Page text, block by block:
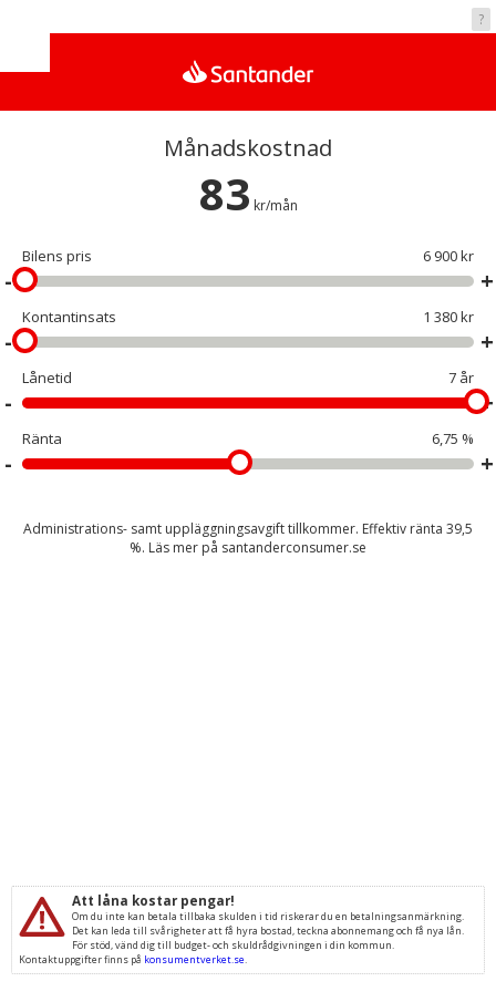
Månadskostnad
83 kr/mån
6 900 kr
Bilens pris
1 380 kr
Kontantinsats
7 år
Lånetid
6,75 %
Ränta
Administrations- samt uppläggningsavgift tillkommer. Effektiv ränta 39,5
%. Läs mer på santanderconsumer.se
?
Att låna kostar pengar!
Om du inte kan betala tillbaka skulden i tid riskerar du en betalningsanmärkning.
Det kan leda till svårigheter att få hyra bostad, teckna abonnemang och få nya lån.
För stöd, vänd dig till budget- och skuldrådgivningen i din kommun.
Kontaktuppgifter finns på konsumentverket.se.